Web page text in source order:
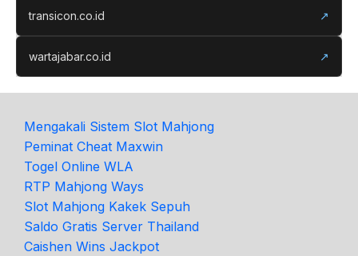
transicon.co.id ↗
wartajabar.co.id ↗
Mengakali Sistem Slot Mahjong
Peminat Cheat Maxwin
Togel Online WLA
RTP Mahjong Ways
Slot Mahjong Kakek Sepuh
Saldo Gratis Server Thailand
Caishen Wins Jackpot